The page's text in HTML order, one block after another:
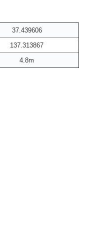
37.439606
137.313867
4.8m